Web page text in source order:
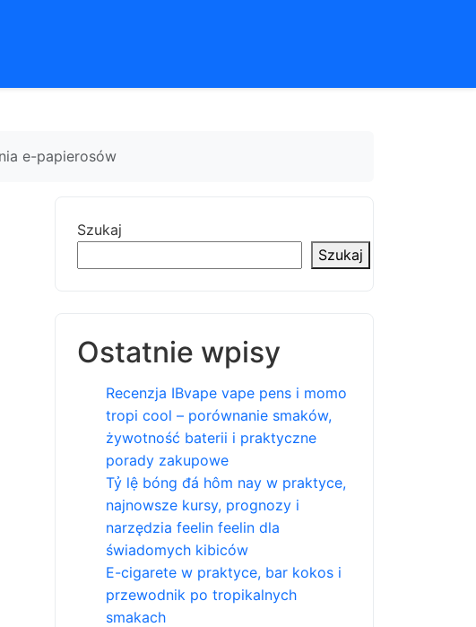
e-papierosów
Szukaj
Szukaj
Ostatnie wpisy
Recenzja IBvape vape pens i momo
tropi cool – porównanie smaków,
żywotność baterii i praktyczne
porady zakupowe
Tỷ lệ bóng đá hôm nay w praktyce,
najnowsze kursy, prognozy i
narzędzia feelin feelin dla
świadomych kibiców
E-cigarete w praktyce, bar kokos i
przewodnik po tropikalnych
smakach